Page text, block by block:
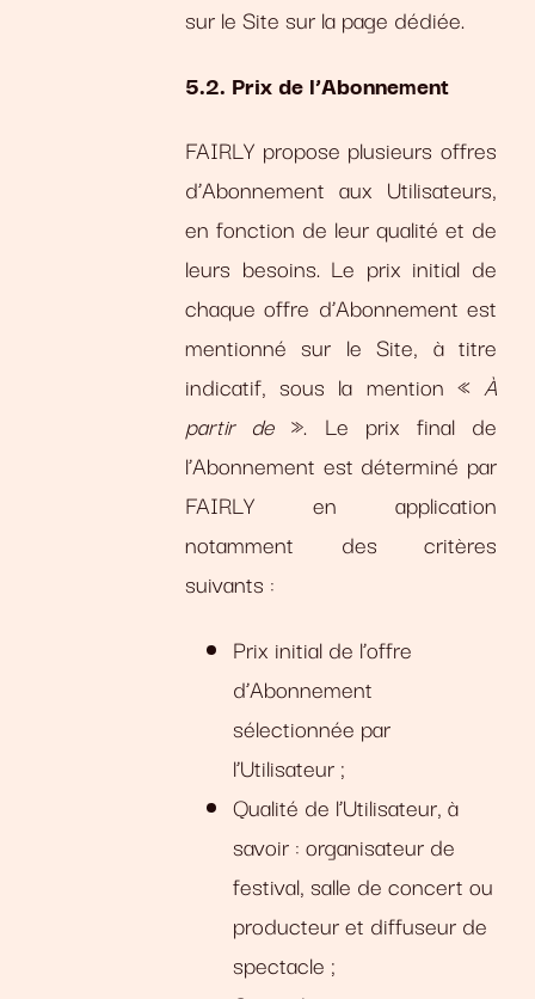
sur le Site sur la page dédiée.
5.2. Prix de l’Abonnement
FAIRLY propose plusieurs offres
d’Abonnement aux Utilisateurs,
en fonction de leur qualité et de
leurs besoins. Le prix initial de
chaque offre d’Abonnement est
mentionné sur le Site, à titre
indicatif, sous la mention « À
partir de ». Le prix final de
l’Abonnement est déterminé par
FAIRLY en application
notamment des critères
suivants :
Prix initial de l’offre
d’Abonnement
sélectionnée par
l’Utilisateur ;
Qualité de l’Utilisateur, à
savoir : organisateur de
festival, salle de concert ou
producteur et diffuseur de
spectacle ;